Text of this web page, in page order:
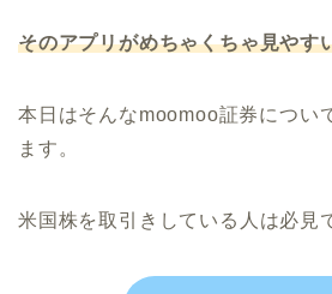
そのアプリがめちゃくちゃ見やす
本日はそんなmoomoo証券につい
ます。
米国株を取引きしている人は必見